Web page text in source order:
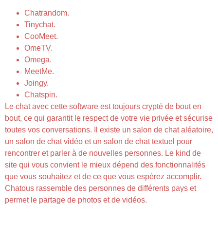
Chatrandom.
Tinychat.
CooMeet.
OmeTV.
Omega.
MeetMe.
Joingy.
Chatspin.
Le chat avec cette software est toujours crypté de bout en
bout, ce qui garantit le respect de votre vie privée et sécurise
toutes vos conversations. Il existe un salon de chat aléatoire,
un salon de chat vidéo et un salon de chat textuel pour
rencontrer et parler à de nouvelles personnes. Le kind de
site qui vous convient le mieux dépend des fonctionnalités
que vous souhaitez et de ce que vous espérez accomplir.
Chatous rassemble des personnes de différents pays et
permet le partage de photos et de vidéos.